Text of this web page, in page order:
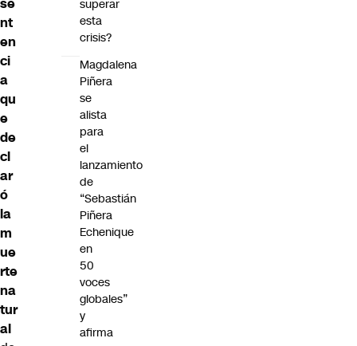
se
nt
en
ci
a
qu
e
de
cl
ar
ó
la
m
ue
rte
na
tur
al
superar
esta
crisis?
Magdalena
Piñera
se
alista
para
el
lanzamiento
de
“Sebastián
Piñera
Echenique
en
50
voces
globales”
y
afirma